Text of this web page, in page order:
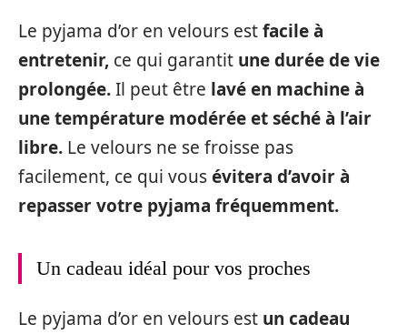
Le pyjama d’or en velours estfacile à
entretenir, ce qui garantit une durée de vie
prolongée.Il peut être lavé en machine à
une température modérée et séché à l’air
libre. Le velours ne se froisse pas
facilement, ce qui vousévitera d’avoir à
repasser votre pyjama fréquemment.
Un cadeau idéal pour vos proches
Le pyjama d’or en velours est un cadeau